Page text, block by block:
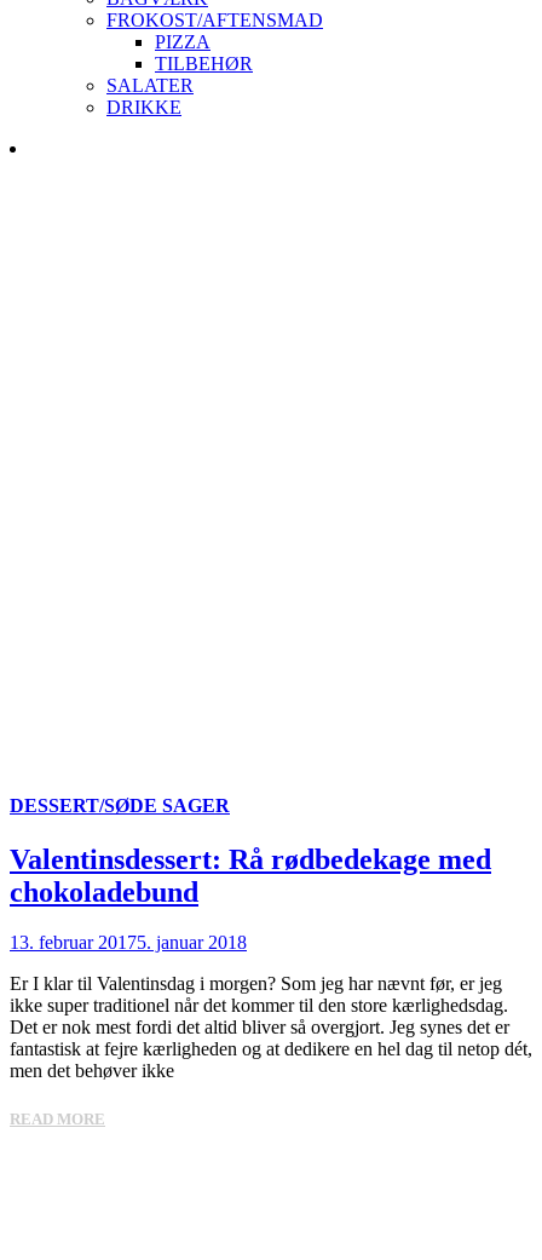
FROKOST/AFTENSMAD
PIZZA
TILBEHØR
SALATER
DRIKKE
Skip
DESSERT/SØDE SAGER
Valentinsdessert: Rå rødbedekage med
chokoladebund
13. februar 20175. januar 2018
Er I klar til Valentinsdag i morgen? Som jeg har nævnt før, er jeg
ikke super traditionel når det kommer til den store kærlighedsdag.
Det er nok mest fordi det altid bliver så overgjort. Jeg synes det er
fantastisk at fejre kærligheden og at dedikere en hel dag til netop dét,
men det behøver ikke
READ MORE